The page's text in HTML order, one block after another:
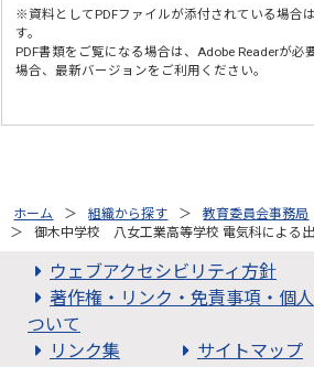
※資料としてPDFファイルが添付されている場合
す。
PDF書類をご覧になる場合は、Adobe Readerが必
場合、最新バージョンをご利用ください。
ホーム 組織から探す 教育委員会事務局
御木中学校 八女工業高等学校 電気科による
ウェブアクセシビリティ方針
著作権・リンク・免責事項・個
ついて
リンク集
サイトマップ